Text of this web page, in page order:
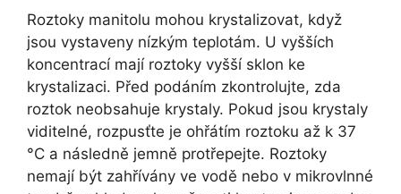
Roztoky manitolu mohou krystalizovat, když
jsou vystaveny nízkým teplotám. U vyšších
koncentrací mají roztoky vyšší sklon ke
krystalizaci. Před podáním zkontrolujte, zda
roztok neobsahuje krystaly. Pokud jsou krystaly
viditelné, rozpusťte je ohřátím roztoku až k 37
°C a následně jemně protřepejte. Roztoky
nemají být zahřívány ve vodě nebo v mikrovlnné